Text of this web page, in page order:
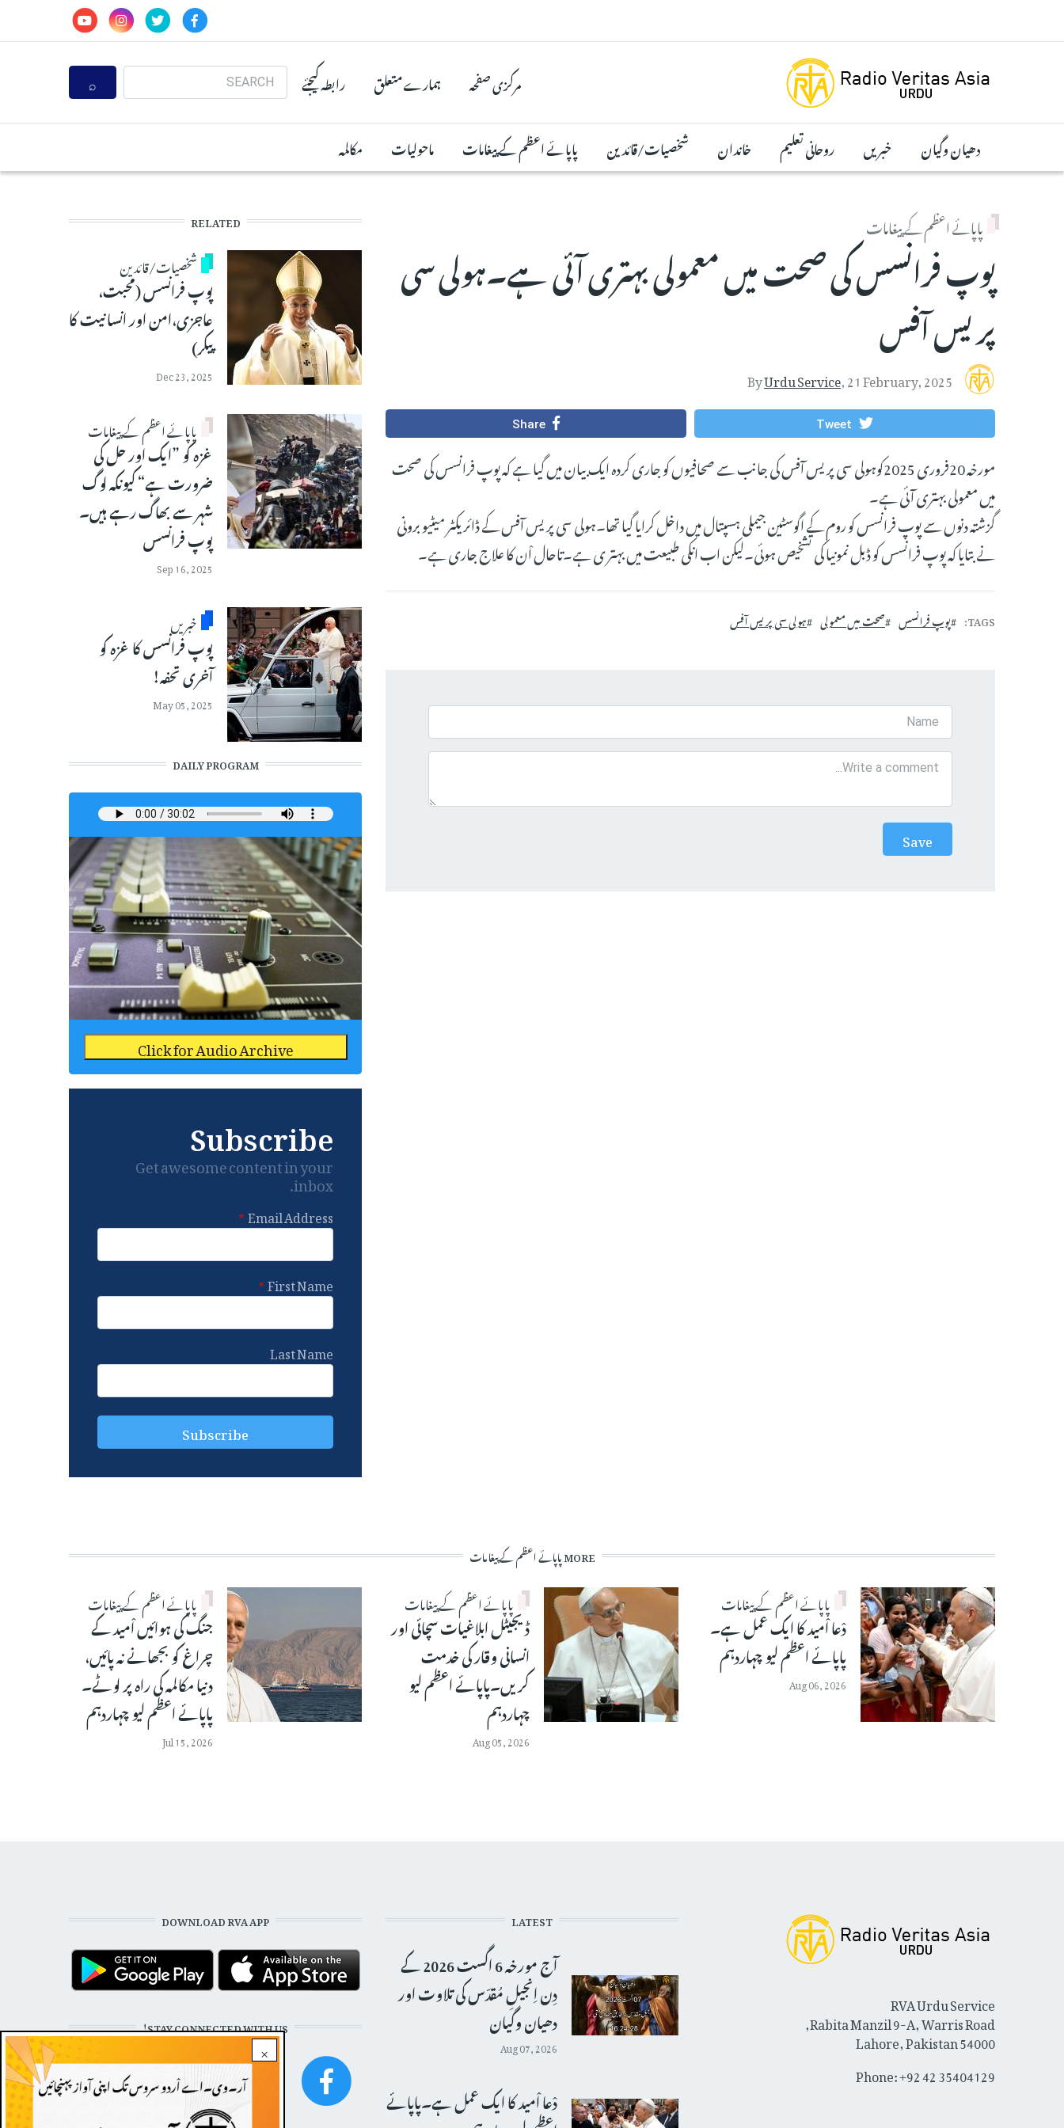
مرکزی صفحہ ہمارے متعلق رابطہ کیجئے
Search
دھیان وگیان خبریں روحانی تعلیم خاندان شخصیات/قائدین پاپائے اعظم کے پیغامات ماحولیات مکالمہ
پاپائے اعظم کے پیغامات
پوپ فرانسس کی صحت میں معمولی بہتری آئی ہے۔ہولی سی
پریس آفس
ByUrdu Service,21 February, 2025
Tweet
Share
مورخہ 20فروری 2025کوہولی سی پریس آفس کی جانب سے صحافیوں کو جاری کردہ ایک بیان میں گیا ہے کہ پوپ فرانسس کی صحت
میں معمولی بہتری آئی ہے۔
گزشتہ دنوں سے پوپ فرانسس کو روم کے اگوسٹین جیملی ہسپتال میں داخل کرایا گیا تھا۔ہولی سی پریس آفس کے ڈائریکٹر میٹیو برونی
نے بتایا کہ پوپ فرانسس کو ڈبل نمونیا کی تشخیص ہوئی۔لیکن اب انکی طبیعت میں بہتر ی ہے۔تاحال اْن کا علاج جاری ہے۔
TAGS پوپ فرانسس صحت میں معمولی ہولی سی پریس آفس
RELATED
شخصیات/قائدین
پوپ فرانسس (محبت،
عاجزی،امن اور انسانیت کا
پیکر)
Dec 23, 2025
پاپائے اعظم کے پیغامات
غزہ کو ”ایک اور حل کی
ضرورت ہے“ کیونکہ لوگ
شہر سے بھاگ رہے ہیں۔
پوپ فرانسس
Sep 16, 2025
خبریں
پوپ فرانسس کا غزہ کو
آخری تحفہ!
May 05, 2025
DAILY PROGRAM
Click for Audio Archive
Subscribe
Get awesome content in your
inbox.
Email Address
First Name
Last Name
MORE پاپائے اعظم کے پیغامات
پاپائے اعظم کے پیغامات
دْعا اْمید کا ایک عمل ہے۔
پاپائے اعظم لیو چہاردہم
Aug 06, 2026
پاپائے اعظم کے پیغامات
ڈیجیٹل ابلاغیات سچائی اور
انسانی وقار کی خدمت
کریں۔پاپائے اعظم لیو
چہاردہم
Aug 05, 2026
پاپائے اعظم کے پیغامات
جنگ کی ہوائیں اْمید کے
چراغ کو بجھانے نہ پائیں،
دنیا مکالمہ کی راہ پر لوٹے۔
پاپائے اعظم لیو چہاردہم
Jul 15, 2026
×
RVA Urdu Service
Rabita Manzil 9-A, Warris Road,
Lahore, Pakistan 54000
Phone: +92 42 35404129
LATEST
آج مورخہ 6 اگست 2026 کے
دِن اِنجیلِ مُقدّس کی تلاوت اور
دھیان وگیان
Aug 07, 2026
دْعا اْمید کا ایک عمل ہے۔پاپائے
DOWNLOAD RVA APP
STAY CONNECTED WITH US!